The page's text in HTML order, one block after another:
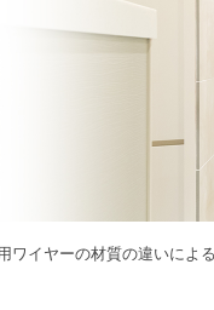
ワイヤーの材質の違いによ